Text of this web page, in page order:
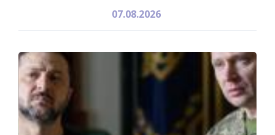
07.08.2026